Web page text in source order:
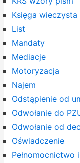
Księga wieczysta
List
Mandaty
Mediacje
Motoryzacja
Najem
Odstąpienie od
Odwołanie do
Odwołanie od
Oświadczenie
Pełnomocnictwo